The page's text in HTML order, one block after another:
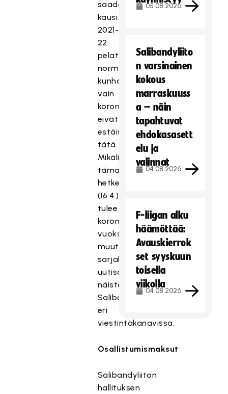
saada
kausi
2021-
22
pelattua
normaalisti,
kunhan
vain
koronarajoitukset
eivät
estäisi
tätä.
Mikäli
tämän
hetken
(16.4.)
tulee
koronan
vuoksi
muutoksia
sarjakauteen,
uutisoimme
näistä
Salibandyliiton
eri
viestintäkanavissa.
Osallistumismaksut
Salibandyliiton
hallituksen
05.08.2026
Salibandyliito
n varsinainen
kokous
marraskuuss
a – näin
tapahtuvat
ehdokasasett
elu ja
valinnat
04.08.2026
F-liigan alku
häämöttää:
Avauskierrok
set syyskuun
toisella
viikolla
04.08.2026